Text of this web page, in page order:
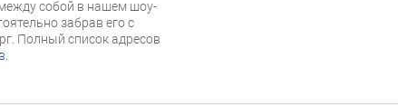
собой в нашем шоу-
забрав его с
Полный список адресов
.